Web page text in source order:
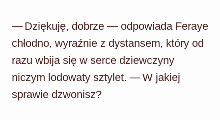
— Dziękuję, dobrze — odpowiada Feraye
chłodno, wyraźnie z dystansem, który od
razu wbija się w serce dziewczyny
niczym lodowaty sztylet. — W jakiej
sprawie dzwonisz?